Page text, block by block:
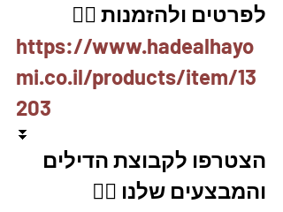
לפרטים ולהזמנות 👇🏼
https://www.hadealhayo
mi.co.il/products/item/13
203
⏬
הצטרפו לקבוצת הדילים
והמבצעים שלנו 👇🏽